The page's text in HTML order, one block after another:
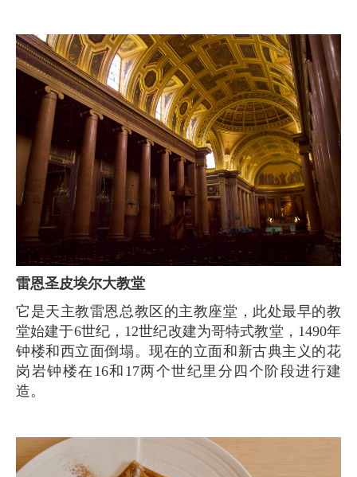
雷恩圣皮埃尔大教堂
它是天主教雷恩总教区的主教座堂，此处最早的教
堂始建于6世纪，12世纪改建为哥特式教堂，1490年
钟楼和西立面倒塌。现在的立面和新古典主义的花
岗岩钟楼在16和17两个世纪里分四个阶段进行建
造。